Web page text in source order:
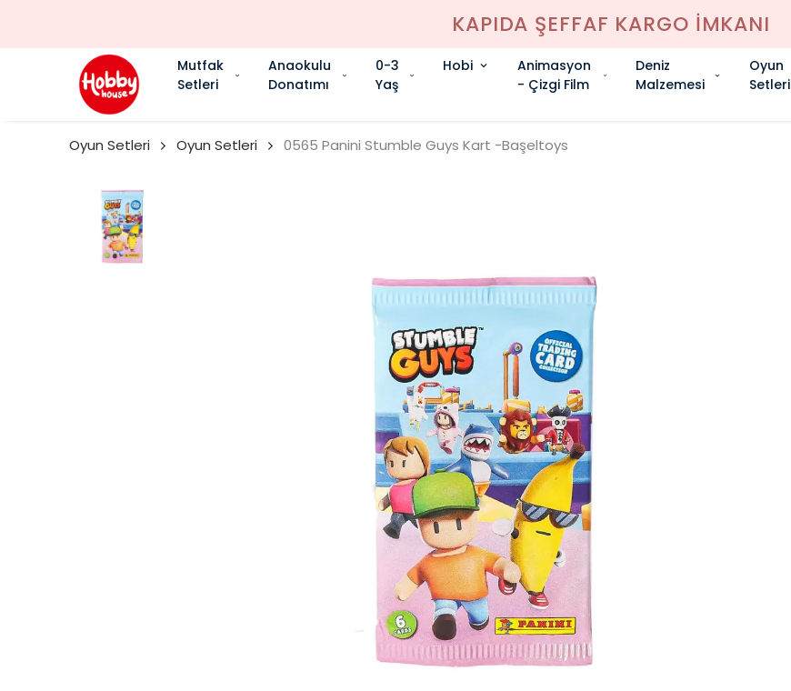
KAPIDA ŞEFFAF KARGO İMKANI
Mutfak
Setleri
Anaokulu
Donatımı
0-3
Yaş
Hobi
Animasyon
- Çizgi Film
Deniz
Malzemesi
Oyun
Setleri
Oyun Setleri Oyun Setleri 0565 Panini Stumble Guys Kart -Başeltoys